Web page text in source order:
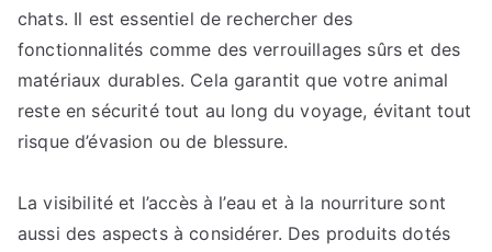
chats. Il est essentiel de rechercher des
fonctionnalités comme des verrouillages sûrs et des
matériaux durables. Cela garantit que votre animal
reste en sécurité tout au long du voyage, évitant tout
risque d’évasion ou de blessure.
La visibilité et l’accès à l’eau et à la nourriture sont
aussi des aspects à considérer. Des produits dotés